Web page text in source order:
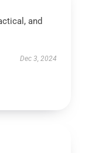
and
Dec 3, 2024